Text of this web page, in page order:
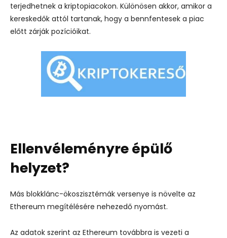
terjedhetnek a kriptopiacokon. Különösen akkor, amikor a
kereskedők attól tartanak, hogy a bennfentesek a piac
előtt zárják pozícióikat.
Ellenvéleményre épülő
helyzet?
Más blokklánc-ökoszisztémák versenye is növelte az
Ethereum megítélésére nehezedő nyomást.
Az adatok szerint az Ethereum továbbra is vezeti a